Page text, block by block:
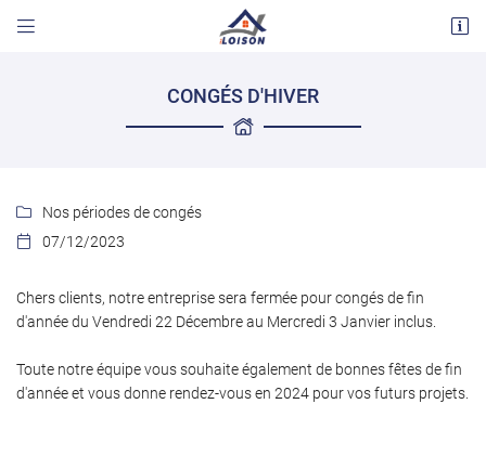
 
 Code Captcha
CONGÉS D'HIVER
 Nos périodes de congés
 07/12/2023
Chers clients, notre entreprise sera fermée pour congés de fin
d'année du Vendredi 22 Décembre au Mercredi 3 Janvier inclus.
Toute notre équipe vous souhaite également de bonnes fêtes de fin
d'année et vous donne rendez-vous en 2024 pour vos futurs projets.